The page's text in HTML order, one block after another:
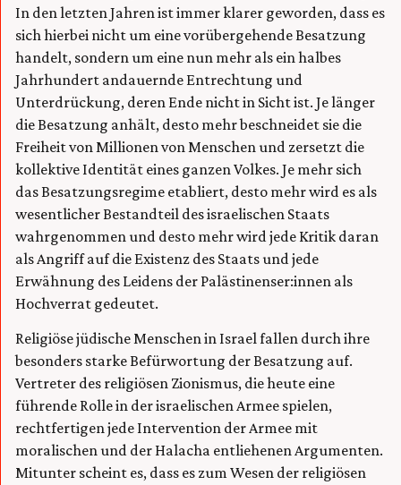
In den letzten Jahren ist immer klarer geworden, dass es
sich hierbei nicht um eine vorübergehende Besatzung
handelt, sondern um eine nun mehr als ein halbes
Jahrhundert andauernde Entrechtung und
Unterdrückung, deren Ende nicht in Sicht ist. Je länger
die Besatzung anhält, desto mehr beschneidet sie die
Freiheit von Millionen von Menschen und zersetzt die
kollektive Identität eines ganzen Volkes. Je mehr sich
das Besatzungsregime etabliert, desto mehr wird es als
wesentlicher Bestandteil des israelischen Staats
wahrgenommen und desto mehr wird jede Kritik daran
als Angriff auf die Existenz des Staats und jede
Erwähnung des Leidens der Palästinenser:innen als
Hochverrat gedeutet.
Religiöse jüdische Menschen in Israel fallen durch ihre
besonders starke Befürwortung der Besatzung auf.
Vertreter des religiösen Zionismus, die heute eine
führende Rolle in der israelischen Armee spielen,
rechtfertigen jede Intervention der Armee mit
moralischen und der Halacha entliehenen Argumenten.
Mitunter scheint es, dass es zum Wesen der religiösen